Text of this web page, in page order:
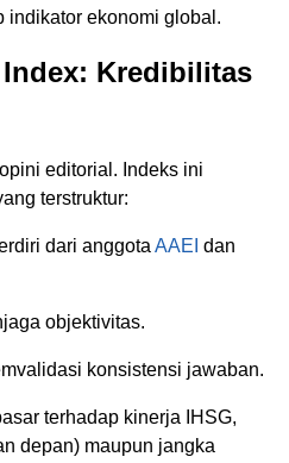
indikator ekonomi global.
Kredibilitas
editorial. Indeks ini
terstruktur:
dari anggota AAEI dan
objektivitas.
konsistensi jawaban.
terhadap kinerja IHSG,
depan) maupun jangka